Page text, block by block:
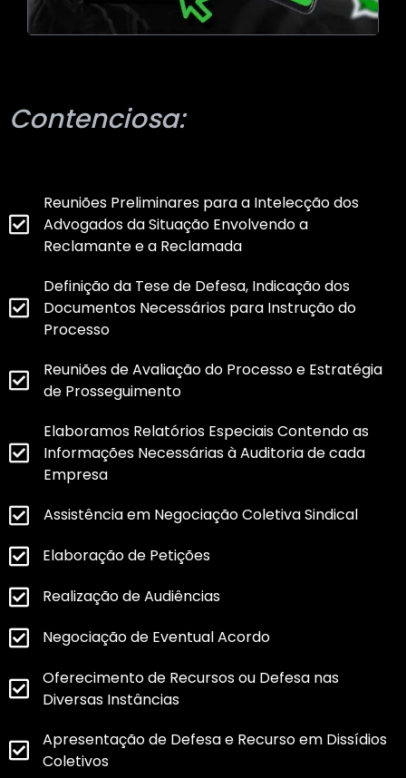
Contenciosa:
Reuniões Preliminares para a Intelecção dos
Advogados da Situação Envolvendo a
Reclamante e a Reclamada
Definição da Tese de Defesa, Indicação dos
Documentos Necessários para Instrução do
Processo
Reuniões de Avaliação do Processo e Estratégia
de Prosseguimento
Elaboramos Relatórios Especiais Contendo as
Informações Necessárias à Auditoria de cada
Empresa
Assistência em Negociação Coletiva Sindical
Elaboração de Petições
Realização de Audiências
Negociação de Eventual Acordo
Oferecimento de Recursos ou Defesa nas
Diversas Instâncias
Apresentação de Defesa e Recurso em Dissídios
Coletivos